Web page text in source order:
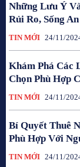
Những Lưu Ý
Rủi Ro, Sống
TIN MỚI 24/11/
Khám Phá Các
Chọn Phù Hợp
TIN MỚI 24/11/
Bí Quyết Thuê
Phù Hợp Với
TIN MỚI 24/11/